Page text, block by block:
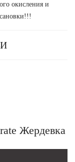
окисления и
Жердевка